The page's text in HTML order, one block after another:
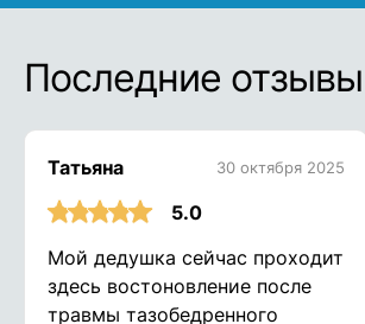
Последние отзывы
Татьяна 30 октября 2025
5.0
Мой дедушка сейчас проходит
здесь востоновление после
травмы тазобедренного